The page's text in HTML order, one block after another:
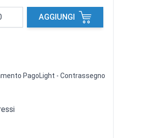
AGGIUNGI
PagoLight - Contrassegno